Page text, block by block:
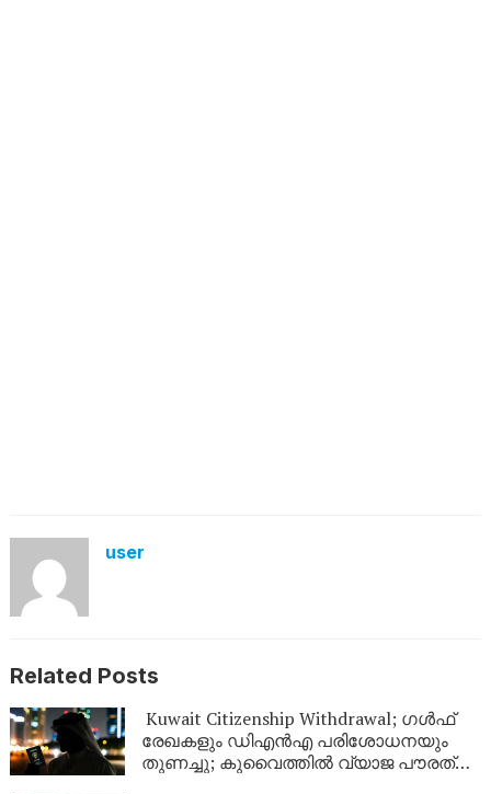
user
Related Posts
Kuwait Citizenship Withdrawal; ഗൾഫ്
രേഖകളും ഡിഎൻഎ പരിശോധനയും
തുണച്ചു; കുവൈത്തിൽ വ്യാജ പൗരത്വം